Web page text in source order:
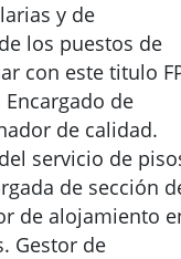
y de
los puestos de
con este titulo
de
de calidad.
servicio de
de sección
de alojamiento
Gestor de